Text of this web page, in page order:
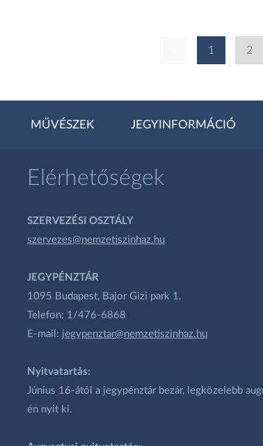
1 2
MŰVÉSZEK JEGYINFORMÁCIÓ
Elérhetőségek
SZERVEZÉSI OSZTÁLY
szervezes@nemzetiszinhaz.hu
JEGYPÉNZTÁR
1095 Budapest, Bajor Gizi park 1.
Telefon: 1/476-6868
E-mail: jegypenztar@nemzetiszinhaz.hu
Nyitvatartás:
Június 16-ától a jegypénztár bezár, legközelebb
én nyit ki.